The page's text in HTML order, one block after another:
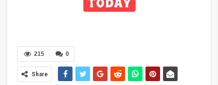
0
215
Share